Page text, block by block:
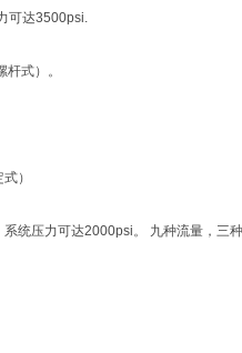
可达3500psi.
杆式）。
）
统压力可达2000psi。 九种流量，三种